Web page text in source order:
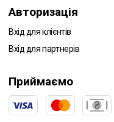
Авторизація
Вхід для клієнтів
Вхід для партнерів
Приймаємо